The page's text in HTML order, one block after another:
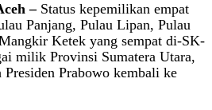
–Status kepemilikan empat
Panjang, Pulau Lipan, Pulau
Ketek yang sempat di-SK-
milik Provinsi Sumatera Utara,
Prabowo kembali ke